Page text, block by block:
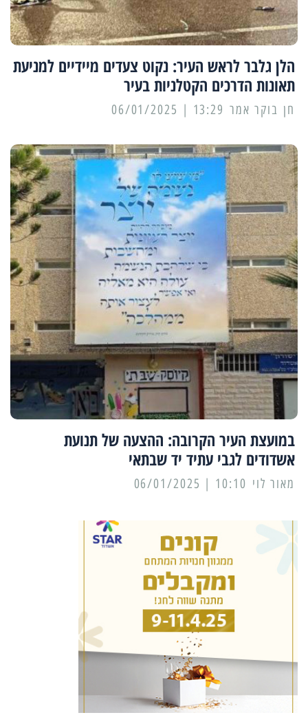
הלן גלבר לראש העיר: נקוט צעדים מיידיים למניעת
תאונות הדרכים הקטלניות בעיר
13:29 | 06/01/2025
במועצת העיר הקרובה: ההצעה של תנועת
אשדודים לגבי עתיד יד שבתאי
מאור לוי 10:10 | 06/01/2025